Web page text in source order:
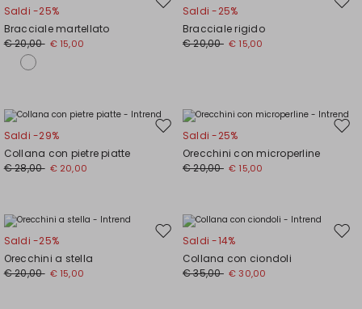
Sposta
nella
wishlist
Saldi -25%
Bracciale martellato
€ 20,00 € 15,00
Saldi -25%
Bracciale rigido
€ 20,00 € 15,00
Sposta
wishlist
Saldi -29%
Collana con pietre piatte
€ 28,00 € 20,00
Saldi -25%
Orecchini con microperline
€ 20,00 € 15,00
Sposta
wishlist
Saldi -25%
Orecchini a stella
€ 20,00 € 15,00
Saldi -14%
Collana con ciondoli
€ 35,00 € 30,00